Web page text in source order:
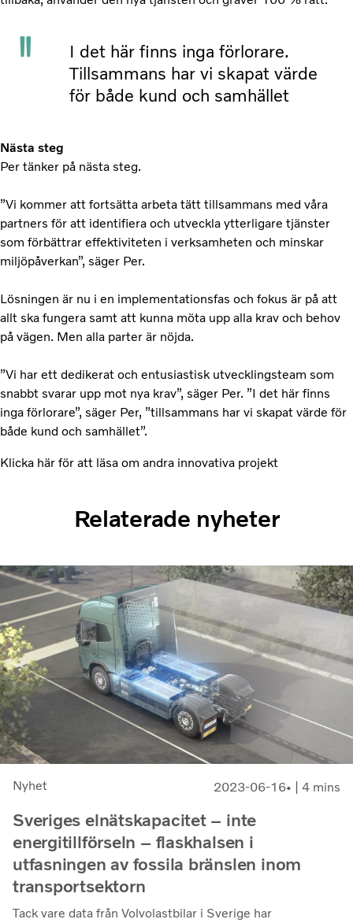
I det här finns inga förlorare.
Tillsammans har vi skapat värde
för både kund och samhället
Nästa steg
Per tänker på nästa steg.
”Vi kommer att fortsätta arbeta tätt tillsammans med våra
partners för att identifiera och utveckla ytterligare tjänster
som förbättrar effektiviteten i verksamheten och minskar
miljöpåverkan”, säger Per.
Lösningen är nu i en implementationsfas och fokus är på att
allt ska fungera samt att kunna möta upp alla krav och behov
på vägen. Men alla parter är nöjda.
”Vi har ett dedikerat och entusiastisk utvecklingsteam som
snabbt svarar upp mot nya krav”, säger Per. ”I det här finns
inga förlorare”, säger Per, ”tillsammans har vi skapat värde för
både kund och samhället”.
Klicka här för att läsa om andra innovativa projekt
Relaterade nyheter
Nyhet 2023-06-16 | 4 mins
Sveriges elnätskapacitet – inte
energitillförseln – flaskhalsen i
utfasningen av fossila bränslen inom
transportsektorn
Tack vare data från Volvolastbilar i Sverige har